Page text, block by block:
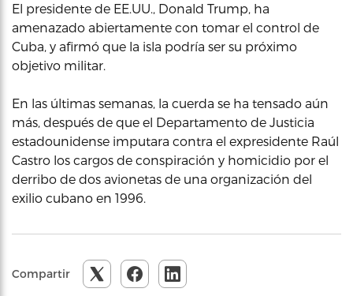
El presidente de EE.UU., Donald Trump, ha
amenazado abiertamente con tomar el control de
Cuba, y afirmó que la isla podría ser su próximo
objetivo militar.
En las últimas semanas, la cuerda se ha tensado aún
más, después de que el Departamento de Justicia
estadounidense imputara contra el expresidente Raúl
Castro los cargos de conspiración y homicidio por el
derribo de dos avionetas de una organización del
exilio cubano en 1996.
Compartir